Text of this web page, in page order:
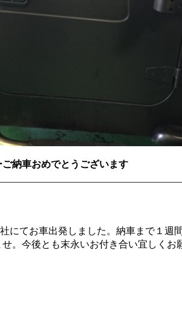
納車おめでとうございます
にてお車出発しました。納車まで１週
。今後とも末永いお付き合い宜しくお